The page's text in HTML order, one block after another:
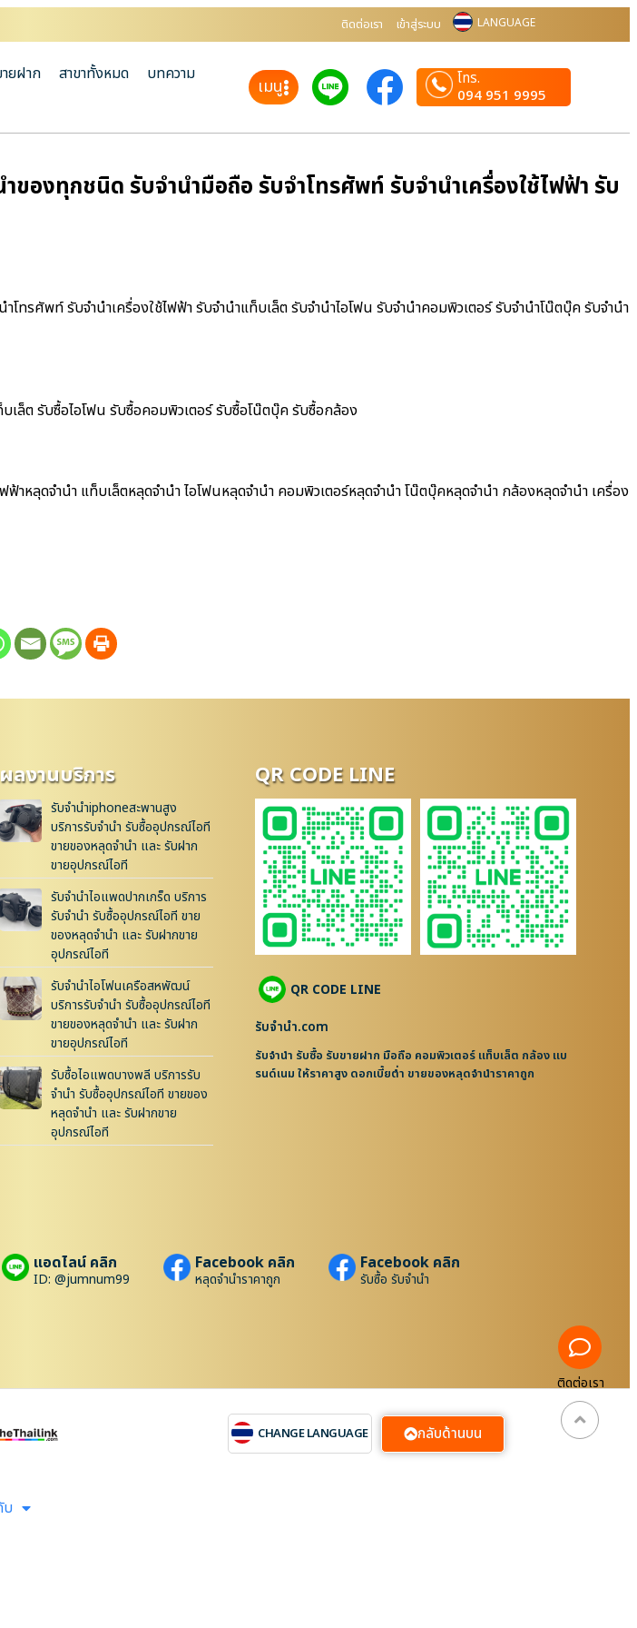
ติดต่อเรา เข้าสู่ระบบ LANGUAGE
ยฝาก สาขาทั้งหมด
บทความ
เมนู
โทร.
094 951 9995
ของทุกชนิด รับจำนำมือถือ รับจำโทรศัพท์ รับจำนำเครื่องใช้ไฟฟ้า รับ
รศัพท์ รับจำนำเครื่องใช้ไฟฟ้า รับจำนำแท็บเล็ต รับจำนำไอโฟน รับจำนำคอมพิวเตอร์ รับจำนำโน๊ตบุ๊ค รับจำนำ
ล็ต รับซื้อไอโฟน รับซื้อคอมพิวเตอร์ รับซื้อโน๊ตบุ๊ค รับซื้อกล้อง
หลุดจำนำ แท็บเล็ตหลุดจำนำ ไอโฟนหลุดจำนำ คอมพิวเตอร์หลุดจำนำ โน๊ตบุ๊คหลุดจำนำ กล้องหลุดจำนำ เครื่อง
ผลงานบริการ
รับจำนำiphoneสะพานสูง
บริการรับจำนำ รับซื้ออุปกรณ์ไอที
ขายของหลุดจำนำ และ รับฝาก
ขายอุปกรณ์ไอที
รับจำนำไอแพดปากเกร็ด บริการ
รับจำนำ รับซื้ออุปกรณ์ไอที ขาย
ของหลุดจำนำ และ รับฝากขาย
อุปกรณ์ไอที
รับจำนำไอโฟนเครือสหพัฒน์
บริการรับจำนำ รับซื้ออุปกรณ์ไอที
ขายของหลุดจำนำ และ รับฝาก
ขายอุปกรณ์ไอที
รับซื้อไอแพดบางพลี บริการรับ
จำนำ รับซื้ออุปกรณ์ไอที ขายของ
หลุดจำนำ และ รับฝากขาย
อุปกรณ์ไอที
QR CODE LINE
QR CODE LINE
รับจํานํา.com
รับจำนำ รับซื้อ รับขายฝาก มือถือ คอมพิวเตอร์ แท็บเล็ต กล้อง แบ
รนด์เนม ให้ราคาสูง ดอกเบี้ยต่ำ ขายของหลุดจำนำราคาถูก
แอดไลน์ คลิก
ID: @jumnum99
Facebook คลิก
หลุดจำนำราคาถูก
Facebook คลิก
รับซื้อ รับจำนำ
CHANGE LANGUAGE กลับด้านบน
ติดต่อเรา
บ